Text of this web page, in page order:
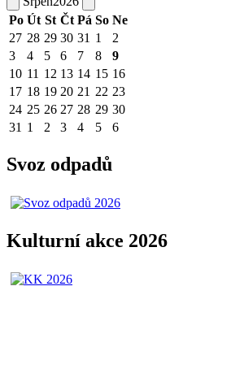
Po Út St Čt Pá So Ne
27 28 29 30 31 1
2
3
4 5 6 7 8
9
10 11 12 13 14 15 16
17 18 19 20 21 22 23
24 25 26 27 28 29 30
31 1 2 3 4 5 6
Svoz odpadů
Kulturní akce 2026